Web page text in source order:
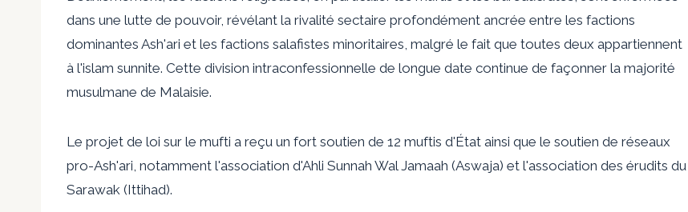
dans une lutte de pouvoir, révélant la rivalité sectaire profondément ancrée entre les factions
dominantes Ash'ari et les factions salafistes minoritaires, malgré le fait que toutes deux appartiennent
à l'islam sunnite. Cette division intraconfessionnelle de longue date continue de façonner la majorité
musulmane de Malaisie.
Le projet de loi sur le mufti a reçu un fort soutien de 12 muftis d'État ainsi que le soutien de réseaux
pro-Ash'ari, notamment l'association d'Ahli Sunnah Wal Jamaah (Aswaja) et l'association des érudits du
Sarawak (Ittihad).